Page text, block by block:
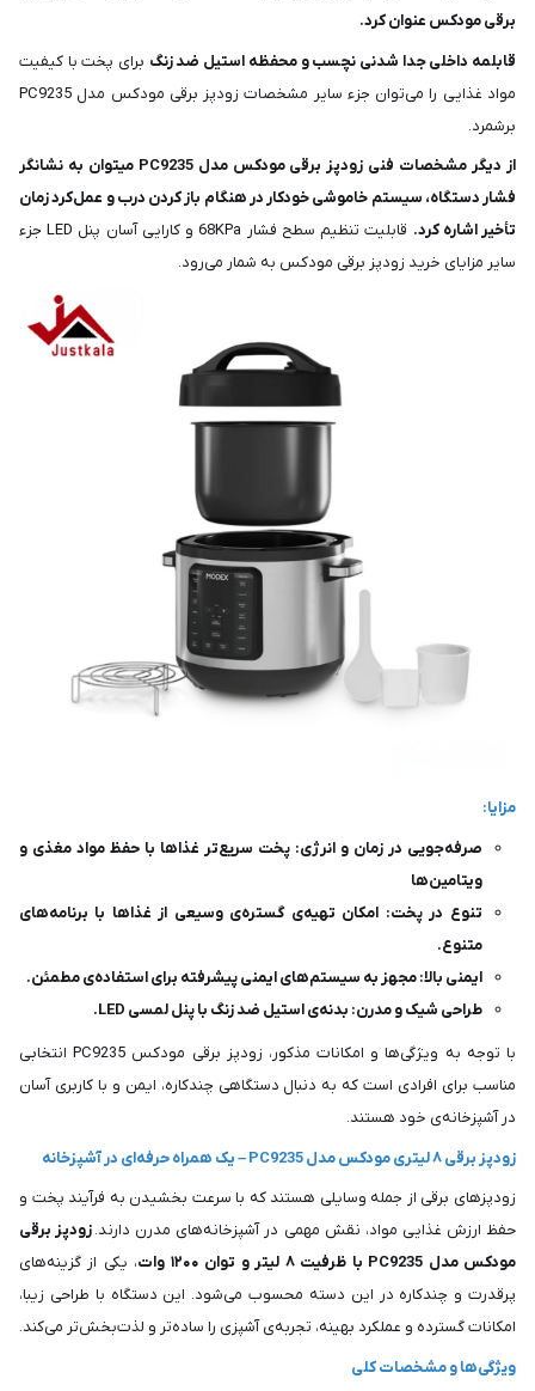
برقی مودکس عنوان کرد.
قابلمه داخلی جدا شدنی نچسب و محفظه استیل ضد زنگ برای پخت با کیفیت
مواد غذایی را می‌توان جزء سایر مشخصات زودپز برقی مودکس مدل PC9235
برشمرد.
از دیگر مشخصات فنی زودپز برقی مودکس مدل PC9235 میتوان به نشانگر
فشار دستگاه، سیستم خاموشی خودکار در هنگام باز کردن درب و عمل‌کرد زمان
تأخیر اشاره کرد.
قابلیت تنظیم سطح فشار 68KPa و کارایی آسان پنل LED جزء
سایر مزایای خرید زودپز برقی مودکس به شمار می‌رود.
مزایا:
صرفه‌جویی در زمان و انرژی: پخت سریع‌تر غذاها با حفظ مواد مغذی و
ویتامین‌ها
تنوع در پخت: امکان تهیه‌ی گستره‌ی وسیعی از غذاها با برنامه‌های
متنوع.
ایمنی بالا: مجهز به سیستم‌های ایمنی پیشرفته برای استفاده‌ی مطمئن.
طراحی شیک و مدرن: بدنه‌ی استیل ضد زنگ با پنل لمسی LED.
با توجه به ویژگی‌ها و امکانات مذکور، زودپز برقی مودکس PC9235 انتخابی
مناسب برای افرادی است که به دنبال دستگاهی چندکاره، ایمن و با کاربری آسان
در آشپزخانه‌ی خود هستند.
زودپز برقی ۸ لیتری مودکس مدل PC9235 – یک همراه حرفه‌ای در آشپزخانه
زودپزهای برقی از جمله وسایلی هستند که با سرعت بخشیدن به فرآیند پخت و
حفظ ارزش غذایی مواد، نقش مهمی در آشپزخانه‌های مدرن دارند.زودپز برقی
مودکس مدل PC9235 با ظرفیت ۸ لیتر و توان ۱۲۰۰ وات
، یکی از گزینه‌های
پرقدرت و چندکاره در این دسته محسوب می‌شود. این دستگاه با طراحی زیبا،
امکانات گسترده و عملکرد بهینه، تجربه‌ی آشپزی را ساده‌تر و لذت‌بخش‌تر می‌کند.
ویژگی‌ها و مشخصات کلی